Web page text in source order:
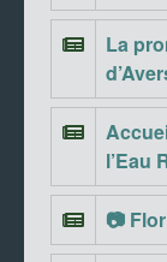
La
l’Eau
📷